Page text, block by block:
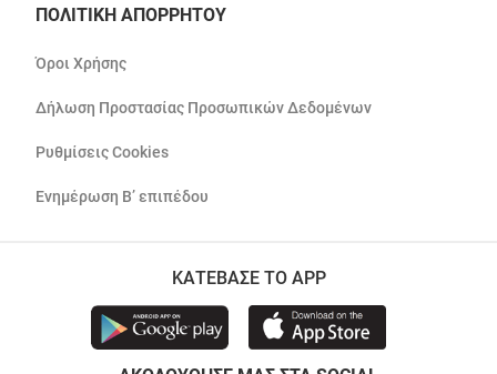
ΠΟΛΙΤΙΚΗ ΑΠΟΡΡΗΤΟΥ
Όροι Χρήσης
Δήλωση Προστασίας Προσωπικών Δεδομένων
Ρυθμίσεις Cookies
Ενημέρωση Β’ επιπέδου
ΚΑΤΕΒΑΣΕ ΤΟ APP